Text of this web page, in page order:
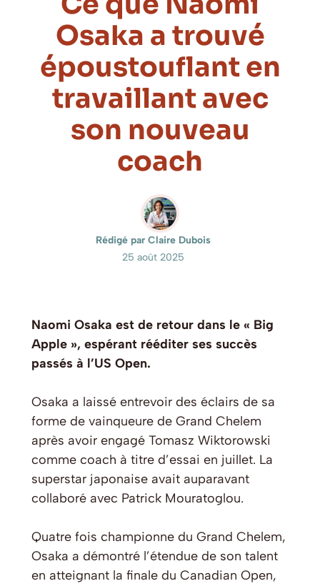
Osaka a trouvé
époustouflant en
travaillant avec
son nouveau
coach
Rédigé par Claire Dubois
25 août 2025
Naomi Osaka est de retour dans le « Big
Apple », espérant rééditer ses succès
passés à l’US Open.
Osaka a laissé entrevoir des éclairs de sa
forme de vainqueure de Grand Chelem
après avoir engagé Tomasz Wiktorowski
comme coach à titre d’essai en juillet. La
superstar japonaise avait auparavant
collaboré avec Patrick Mouratoglou.
Quatre fois championne du Grand Chelem,
Osaka a démontré l’étendue de son talent
en atteignant la finale du Canadian Open,